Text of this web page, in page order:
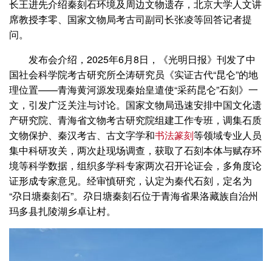
长王进先介绍秦刻石环境及周边文物遗存，北京大学人文讲
席教授李零、国家文物局考古司副司长张凌等回答记者提
问。
发布会介绍，2025年6月8日，《光明日报》刊发了中
国社会科学院考古研究所仝涛研究员《实证古代“昆仑”的地
理位置——青海黄河源发现秦始皇遣使“采药昆仑”石刻》一
文，引发广泛关注与讨论。国家文物局迅速安排中国文化遗
产研究院、青海省文物考古研究院组建工作专班，调集石质
文物保护、秦汉考古、古文字学和书法篆刻等领域专业人员
集中科研攻关，两次赴现场调查，获取了石刻本体与赋存环
境等科学数据，组织多学科专家两次召开论证会，多角度论
证形成专家意见。经审慎研究，认定为秦代石刻，定名为
“尕日塘秦刻石”。尕日塘秦刻石位于青海省果洛藏族自治州
玛多县扎陵湖乡卓让村。